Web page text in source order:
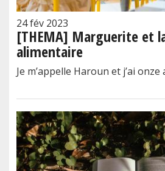
24 fév 2023
[THEMA] Marguerite et
alimentaire
Je m’appelle Haroun et j’ai onze